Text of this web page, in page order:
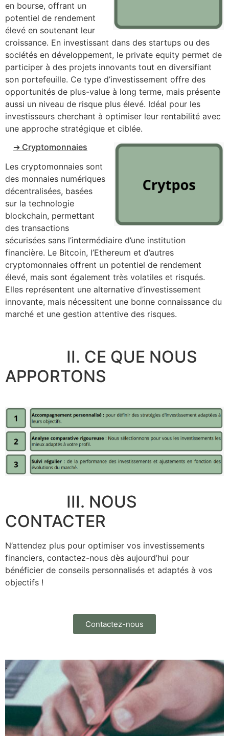
en bourse, offrant un
potentiel de rendement
élevé en soutenant leur
croissance. En investissant dans des startups ou des
sociétés en développement, le private equity permet de
participer à des projets innovants tout en diversifiant
son portefeuille. Ce type d’investissement offre des
opportunités de plus-value à long terme, mais présente
aussi un niveau de risque plus élevé. Idéal pour les
investisseurs cherchant à optimiser leur rentabilité avec
une approche stratégique et ciblée.
➔ Cryptomonnaies
Les cryptomonnaies sont
des monnaies numériques
décentralisées, basées
sur la technologie
blockchain, permettant
des transactions
sécurisées sans l’intermédiaire d’une institution
financière. Le Bitcoin, l’Ethereum et d’autres
cryptomonnaies offrent un potentiel de rendement
élevé, mais sont également très volatiles et risqués.
Elles représentent une alternative d’investissement
innovante, mais nécessitent une bonne connaissance du
marché et une gestion attentive des risques.
II. CE QUE NOUS
APPORTONS
III. NOUS
CONTACTER
N’attendez plus pour optimiser vos investissements
financiers, contactez-nous dès aujourd’hui pour
bénéficier de conseils personnalisés et adaptés à vos
objectifs !
Contactez-nous
.